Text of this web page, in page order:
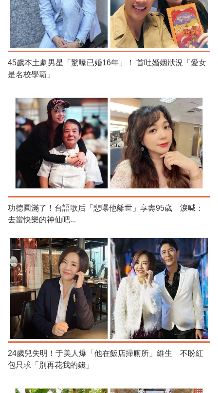
45歲本土劇男星「驚曝已婚16年」！ 首吐婚姻狀況「愛女
是名校學霸」
功德圓滿了！台語歌后「悲曝他離世」享壽95歲 淚喊：
去當快樂的神仙吧...
24歲兒失明！于美人爆「他在飯店掃廁所」維生 不盼紅
包只求「別再花我的錢」